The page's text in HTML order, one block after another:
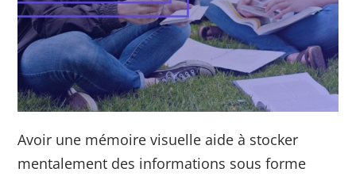
Avoir une mémoire visuelle aide à stocker
mentalement des informations sous forme